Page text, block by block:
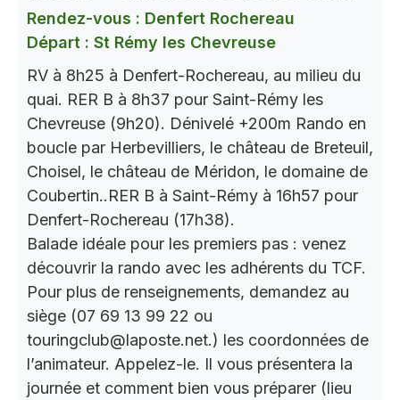
Rendez-vous : Denfert Rochereau
Départ : St Rémy les Chevreuse
RV à 8h25 à Denfert-Rochereau, au milieu du
quai. RER B à 8h37 pour Saint-Rémy les
Chevreuse (9h20). Dénivelé +200m Rando en
boucle par Herbevilliers, le château de Breteuil,
Choisel, le château de Méridon, le domaine de
Coubertin..RER B à Saint-Rémy à 16h57 pour
Denfert-Rochereau (17h38).
Balade idéale pour les premiers pas : venez
découvrir la rando avec les adhérents du TCF.
Pour plus de renseignements, demandez au
siège (07 69 13 99 22 ou
touringclub@laposte.net.) les coordonnées de
l’animateur. Appelez-le. Il vous présentera la
journée et comment bien vous préparer (lieu